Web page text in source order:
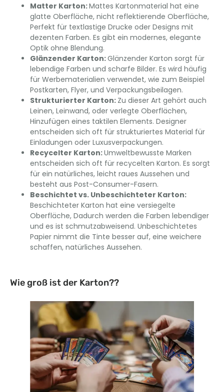
Matter Karton:Mattes Kartonmaterial hat eine
glatte Oberfläche, nicht reflektierende Oberfläche,
Perfekt für textlastige Drucke oder Designs mit
dezenten Farben. Es gibt ein modernes, elegante
Optik ohne Blendung.
Glänzender Karton:Glänzender Karton sorgt für
lebendige Farben und scharfe Bilder. Es wird häufig
für Werbematerialien verwendet, wie zum Beispiel
Postkarten, Flyer, und Verpackungsbeilagen.
Strukturierter Karton: Zu dieser Art gehört auch
Leinen, Leinwand, oder verlegte Oberflächen,
Hinzufügen eines taktilen Elements. Designer
entscheiden sich oft für strukturiertes Material für
Einladungen oder Luxusverpackungen.
Recycelter Karton:Umweltbewusste Marken
entscheiden sich oft für recycelten Karton. Es sorgt
für ein natürliches, leicht raues Aussehen und
besteht aus Post-Consumer-Fasern.
Beschichtet vs. Unbeschichteter Karton:
Beschichteter Karton hat eine versiegelte
Oberfläche, Dadurch werden die Farben lebendiger
und es ist schmutzabweisend. Unbeschichtetes
Papier nimmt die Tinte besser auf, eine weichere
schaffen, natürliches Aussehen.
Wie groß ist der Karton??